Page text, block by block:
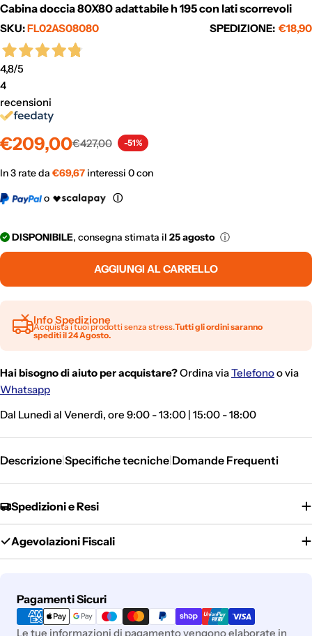
Cabina doccia 80X80 adattabile h 195 con lati scorrevoli
SKU:FL02AS08080 SPEDIZIONE: €18,90
4,8/5
4
recensioni
Prezzo
vendita
€209,00
Prezzo
normale
€427,00 -51%
In 3 rate da €69,67 interessi 0 con
o
Ⓘ
DISPONIBILE, consegna stimata il 25 agosto ⓘ
AGGIUNGI AL CARRELLO
Info Spedizione
Acquista i tuoi prodotti senza stress.Tutti gli ordini saranno
spediti il 24 Agosto.
Hai bisogno di aiuto per acquistare?Ordina viaTelefonoo via
Whatsapp
Dal Lunedì al Venerdì, ore 9:00 - 13:00 | 15:00 - 18:00
Descrizione|Specifiche tecniche|Domande Frequenti
Spedizioni e Resi
Agevolazioni Fiscali
Pagamenti Sicuri
Metodi
di
pagamento
Le tue informazioni di pagamento vengono elaborate in